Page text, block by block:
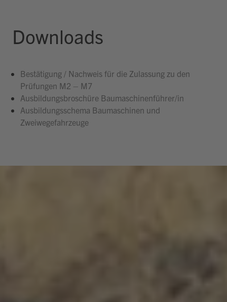
Downloads
Bestätigung / Nachweis für die Zulassung zu den
Prüfungen M2 – M7
Ausbildungsbroschüre Baumaschinenführer/in
Ausbildungsschema Baumaschinen und
Zweiwegefahrzeuge